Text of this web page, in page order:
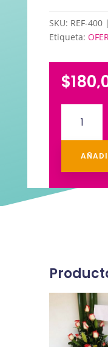
SKU: REF-400
Etiqueta:
$
años
cantidad